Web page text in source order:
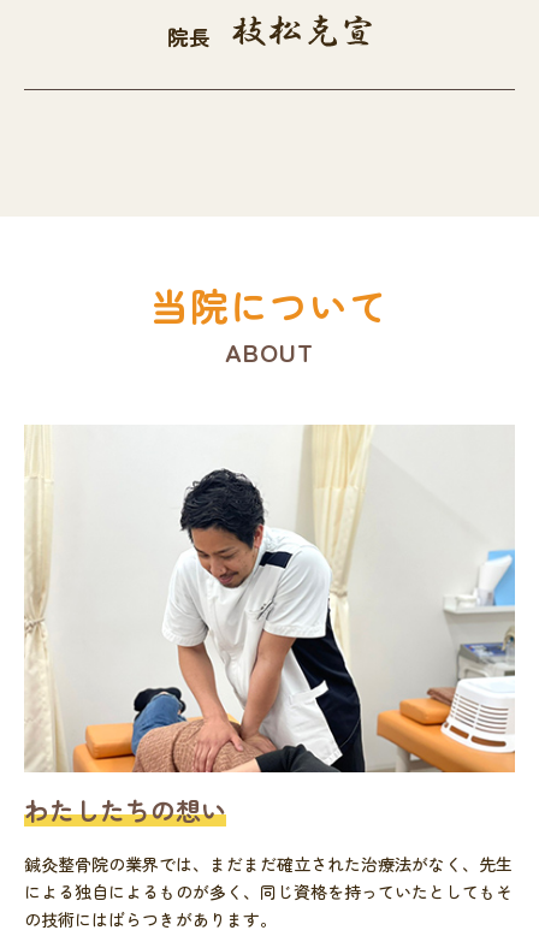
院長
当院について
ABOUT
わたしたちの想い
鍼灸整骨院の業界では、まだまだ確立された治療法がなく、先生
による独自によるものが多く、同じ資格を持っていたとしてもそ
の技術にはばらつきがあります。